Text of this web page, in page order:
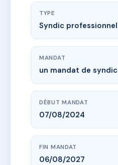
TYPE
Syndic professionnel
MANDAT
un mandat de syndic
DÉBUT MANDAT
07/08/2024
FIN MANDAT
06/08/2027